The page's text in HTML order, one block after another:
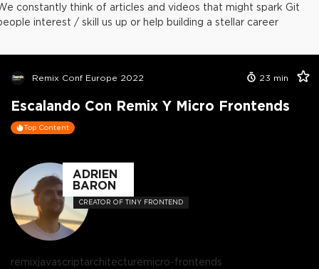
constantly think of articles and videos that might spark Git
interest / skill us up or help building a stellar career
Remix Conf Europe 2022 23 min
Escalando Con Remix Y Micro Frontends
Top Content
ADRIEN
BARON
CREATOR OF TINY FRONTEND
remixjavascriptarchitecturemicro-frontends